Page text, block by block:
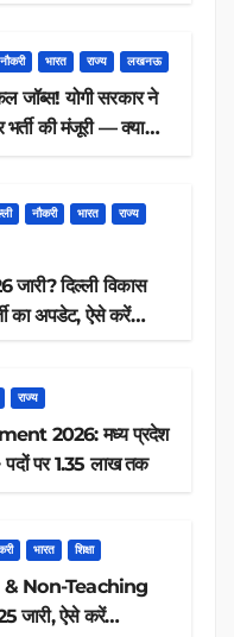
नौकरी भारत राज्य लखनऊ
जॉब्स! योगी सरकार ने
की मंजूरी — क्या
नौकरी भारत राज्य
दिल्ली विकास
का अपडेट, ऐसे करें
राज्य
2026: मध्य प्रदेश
पर 1.35 लाख तक
भारत शिक्षा
Non-Teaching
जारी, ऐसे करें